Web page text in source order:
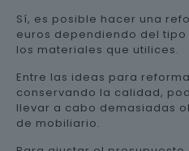
Sí, es posible hacer una
euros dependiendo del
los materiales que utilices.
Entre las ideas para
conservando la calidad,
llevar a cabo demasiadas
de mobiliario.